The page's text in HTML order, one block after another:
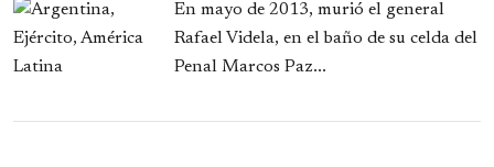
En mayo de 2013, murió el general
Rafael Videla, en el baño de su celda del
Penal Marcos Paz...